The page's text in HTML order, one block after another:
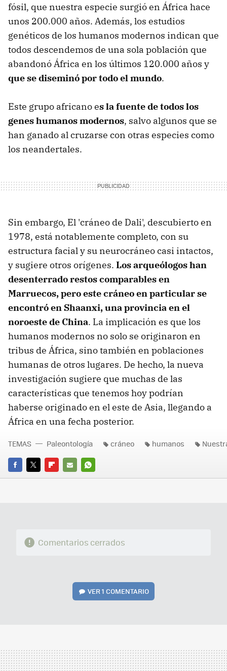
fósil, que nuestra especie surgió en África hace
unos 200.000 años. Además, los estudios
genéticos de los humanos modernos indican que
todos descendemos de una sola población que
abandonó África en los últimos 120.000 años y
que se diseminó por todo el mundo.
Este grupo africano es la fuente de todos los
genes humanos modernos, salvo algunos que se
han ganado al cruzarse con otras especies como
los neandertales.
Sin embargo, El 'cráneo de Dali', descubierto en
1978, está notablemente completo, con su
estructura facial y su neurocráneo casi intactos,
y sugiere otros orígenes. Los arqueólogos han
desenterrado restos comparables en
Marruecos, pero este cráneo en particular se
encontró en Shaanxi, una provincia en el
noroeste de China. La implicación es que los
humanos modernos no solo se originaron en
tribus de África, sino también en poblaciones
humanas de otros lugares. De hecho, la nueva
investigación sugiere que muchas de las
características que tenemos hoy podrían
haberse originado en el este de Asia, llegando a
África en una fecha posterior.
FACEBOOK
TWITTERFLIPBOARD
E-
WHATSAPP
TEMAS Paleontología cráneo humanos
Comentarios cerrados
VER1 COMENTARIO